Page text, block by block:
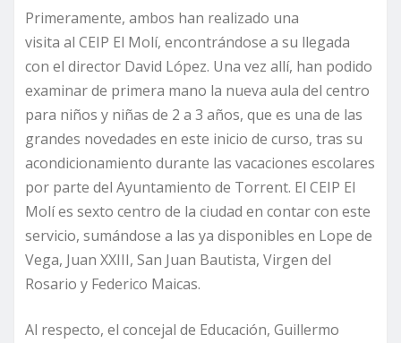
Primeramente, ambos han realizado una
visita al CEIP El Molí, encontrándose a su llegada
con el director David López. Una vez allí, han podido
examinar de primera mano la nueva aula del centro
para niños y niñas de 2 a 3 años, que es una de las
grandes novedades en este inicio de curso, tras su
acondicionamiento durante las vacaciones escolares
por parte del Ayuntamiento de Torrent. El CEIP El
Molí es sexto centro de la ciudad en contar con este
servicio, sumándose a las ya disponibles en Lope de
Vega, Juan XXIII, San Juan Bautista, Virgen del
Rosario y Federico Maicas.
Al respecto, el concejal de Educación, Guillermo